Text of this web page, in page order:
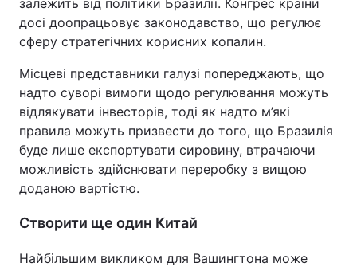
залежить від політики Бразилії. Конгрес країни
досі доопрацьовує законодавство, що регулює
сферу стратегічних корисних копалин.
Місцеві представники галузі попереджають, що
надто суворі вимоги щодо регулювання можуть
відлякувати інвесторів, тоді як надто м’які
правила можуть призвести до того, що Бразилія
буде лише експортувати сировину, втрачаючи
можливість здійснювати переробку з вищою
доданою вартістю.
Створити ще один Китай
Найбільшим викликом для Вашингтона може